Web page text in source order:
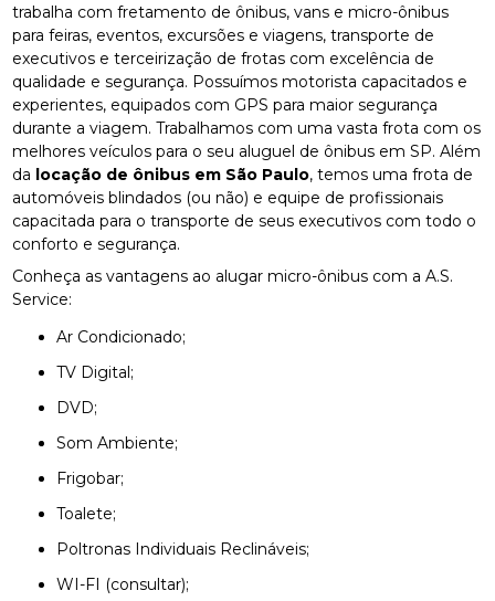
trabalha com fretamento de ônibus, vans e micro-ônibus
para feiras, eventos, excursões e viagens, transporte de
executivos e terceirização de frotas com excelência de
qualidade e segurança. Possuímos motorista capacitados e
experientes, equipados com GPS para maior segurança
durante a viagem. Trabalhamos com uma vasta frota com os
melhores veículos para o seu aluguel de ônibus em SP. Além
da locação de ônibus em São Paulo, temos uma frota de
automóveis blindados (ou não) e equipe de profissionais
capacitada para o transporte de seus executivos com todo o
conforto e segurança.
Conheça as vantagens ao alugar micro-ônibus com a A.S.
Service:
Ar Condicionado;
TV Digital;
DVD;
Som Ambiente;
Frigobar;
Toalete;
Poltronas Individuais Reclináveis;
WI-FI (consultar);